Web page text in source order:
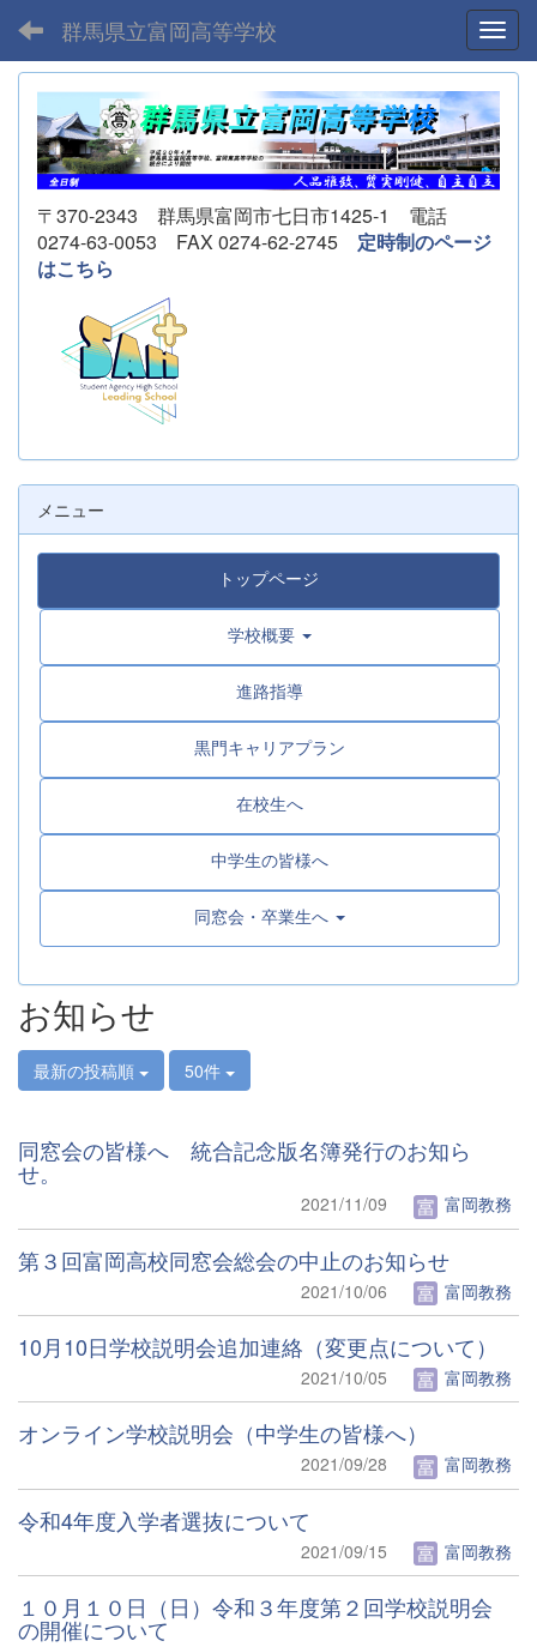
群馬県立富岡高等学校
〒370-2343 群馬県富岡市七日市1425-1 電話
0274-63-0053 FAX 0274-62-2745 定時制のページ
はこちら
メニュー
トップページ
学校概要
進路指導
黒門キャリアプラン
在校生へ
中学生の皆様へ
同窓会・卒業生へ
お知らせ
最新の投稿順 50件
同窓会の皆様へ 統合記念版名簿発行のお知ら
せ。
2021/11/09 富岡教務
第３回富岡高校同窓会総会の中止のお知らせ
2021/10/06 富岡教務
10月10日学校説明会追加連絡（変更点について）
2021/10/05 富岡教務
オンライン学校説明会（中学生の皆様へ）
2021/09/28 富岡教務
令和4年度入学者選抜について
2021/09/15 富岡教務
１０月１０日（日）令和３年度第２回学校説明会
の開催について